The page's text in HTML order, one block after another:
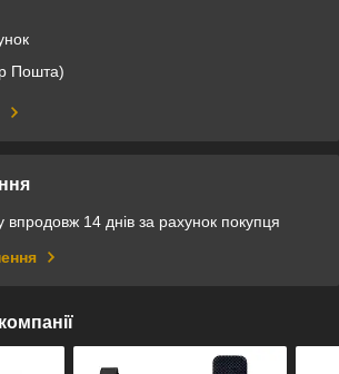
Пошта)
14 днів за рахунок покупця